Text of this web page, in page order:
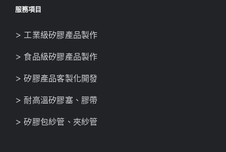
服務項目
> 工業級矽膠產品製作
> 食品級矽膠產品製作
> 矽膠產品客製化開發
> 耐高溫矽膠塞、膠帶
> 矽膠包紗管、夾紗管